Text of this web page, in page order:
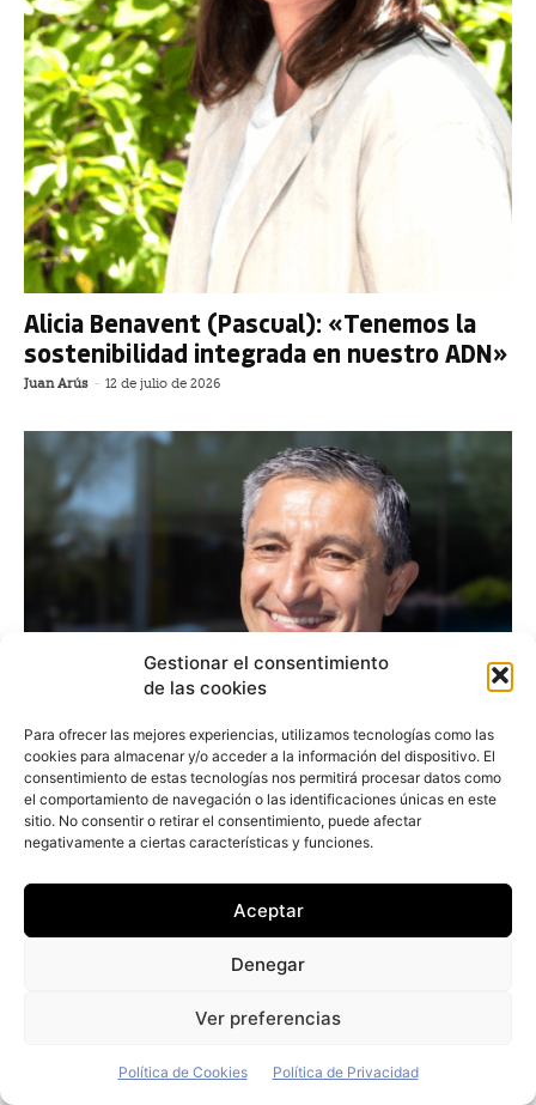
Gestionar el consentimiento
de las cookies
Para ofrecer las mejores experiencias, utilizamos tecnologías como las
cookies para almacenar y/o acceder a la información del dispositivo. El
consentimiento de estas tecnologías nos permitirá procesar datos como
el comportamiento de navegación o las identificaciones únicas en este
sitio. No consentir o retirar el consentimiento, puede afectar
negativamente a ciertas características y funciones.
Aceptar
Denegar
Ver preferencias
Política de Cookies Política de Privacidad
Alicia Benavent (Pascual): «Tenemos la
sostenibilidad integrada en nuestro ADN»
Juan Arús - 12 de julio de 2026
Alejandro Noriega (Opel): «Hay que seguir
para el eléctrico de empresas»